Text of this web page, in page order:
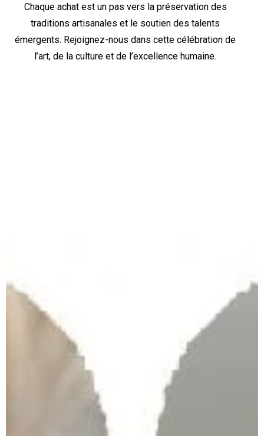
Chaque achat est un pas vers la préservation des
traditions artisanales et le soutien des talents
émergents. Rejoignez-nous dans cette célébration de
l’art, de la culture et de l’excellence humaine.